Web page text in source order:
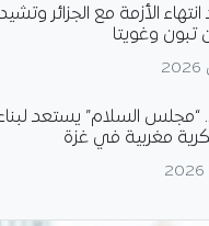
الأزمة مع الجزائر وتشيد
تبون وغويتا
“مجلس السلام” يستعد
مغربية في غزة